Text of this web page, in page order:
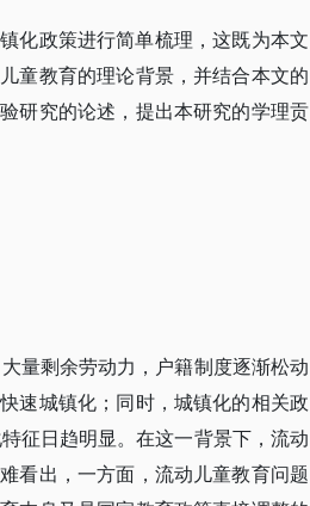
化政策进行简单梳理，这既为本文
童教育的理论背景，并结合本文的
研究的论述，提出本研究的学理贡
量剩余劳动力，户籍制度逐渐松动
速城镇化；同时，城镇化的相关政
征日趋明显。在这一背景下，流动
看出，一方面，流动儿童教育问题